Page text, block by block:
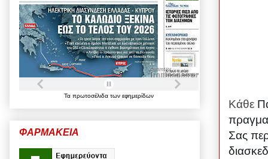
Κάθε
Σας
Τα πρωτοσέλιδα των εφημερίδων
ΦΑΡΜΑΚΕΙΑ